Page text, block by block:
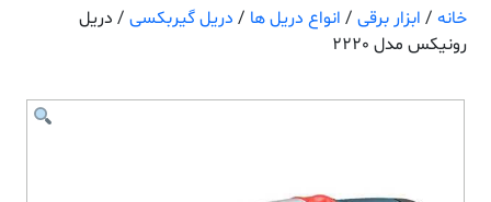
خانه / ابزار برقی / انواع دریل ها / دریل گیربکسی / دریل
رونیکس مدل 2220